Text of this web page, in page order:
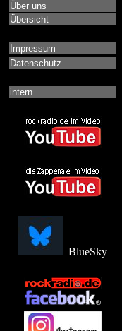
Über uns
Übersicht
Impressum
Datenschutz
intern
BlueSky